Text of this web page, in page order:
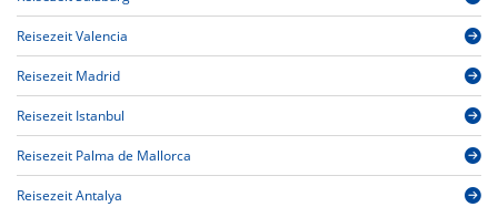
Reisezeit Valencia
Reisezeit Madrid
Reisezeit Istanbul
Reisezeit Palma de Mallorca
Reisezeit Antalya